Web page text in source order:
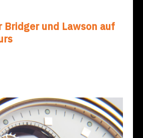
Bridger und Lawson auf